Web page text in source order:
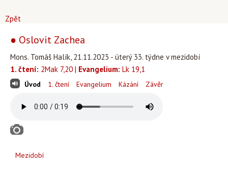
Zpět
● Oslovit Zachea
Mons. Tomáš Halík, 21.11.2023 - úterý 33. týdne v mezidobí
1. čtení: 2Mak 7,20 | Evangelium: Lk 19,1
Úvod 1. čtení Evangelium Kázání Závěr
Mezidobí